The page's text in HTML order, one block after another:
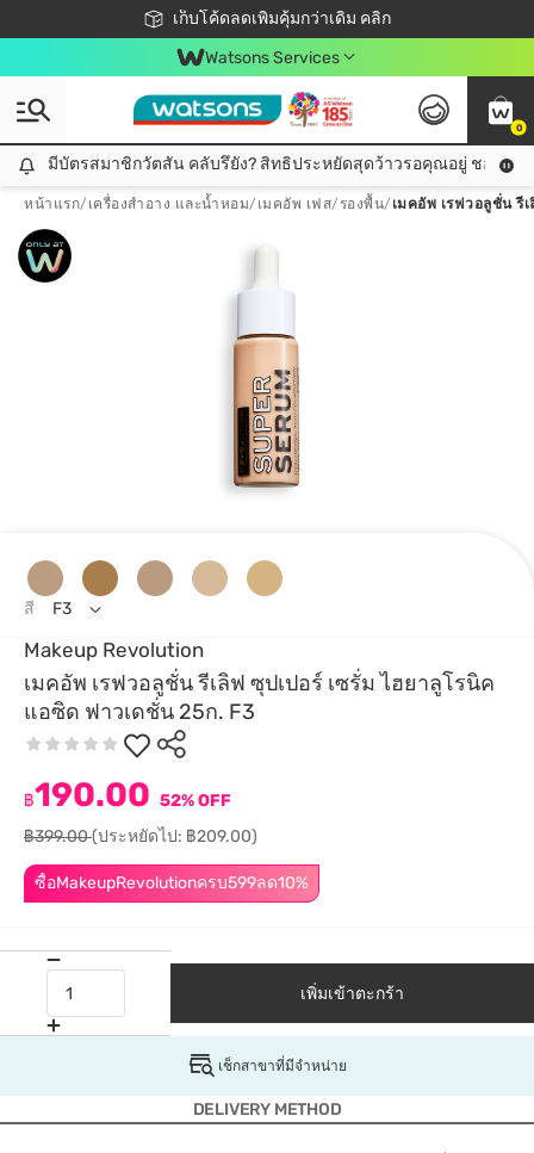
เก็บโค้ดลดเพิ่มคุ้มกว่าเดิม คลิก
ชอปออนไลน์ครั้งแรก ลดเพิ่มจุก ๆ 10%! 🎉
📦ส่งฟรี! เมื่อชอป 499฿
สมาชิกวัตสัน คลับดียังไง?
Watsons Services
0
มีบัตรสมาชิกวัตสัน คลับรึยัง? สิทธิประหยัดสุดว้าวรอคุณอยู่ ชอปคุ้มกว่าเดิม คลิก!
มีบัตรสมาชิกวัตสัน คลับรึยัง? สิทธิประหยัดสุดว้าวรอคุณอยู่ ชอปคุ้มก
หน้าแรก/ เครื่องสำอาง และน้ำหอม/ เมคอัพ เฟส/ รองพื้น/ เมคอัพ เรฟวอลูชั่น รี
Makeup Revolution
เมคอัพ เรฟวอลูชั่น รีเลิฟ ซุปเปอร์ เซรั่ม ไฮยาลูโรนิค
แอซิด ฟาวเดชั่น 25ก. F3
ซื้อMakeupRevolutionครบ599ลด10%
฿190.00 52% OFF
฿399.00(ประหยัดไป: ฿209.00)
สี F3
เพิ่มเข้าตะกร้า
เช็กสาขาที่มีจำหน่าย
DELIVERY METHOD